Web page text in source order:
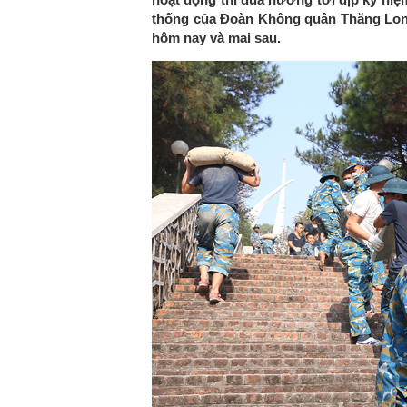
thống của Đoàn Không quân Thăng
hôm nay và mai sau.